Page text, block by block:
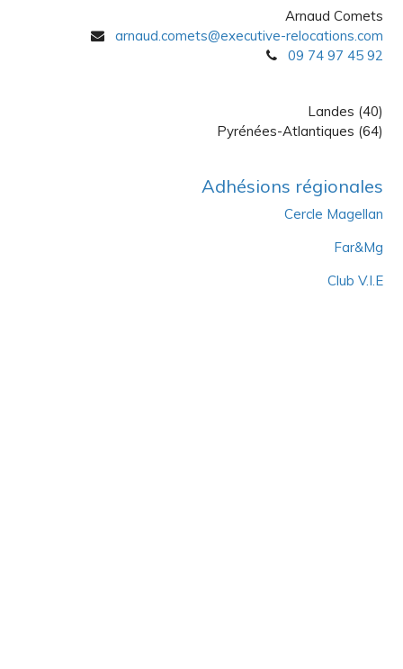
Arnaud Comets
arnaud.comets@executive-relocations.com
09 74 97 45 92
Landes (40)
Pyrénées-Atlantiques (64)
Adhésions régionales
Cercle Magellan
Far&Mg
Club V.I.E